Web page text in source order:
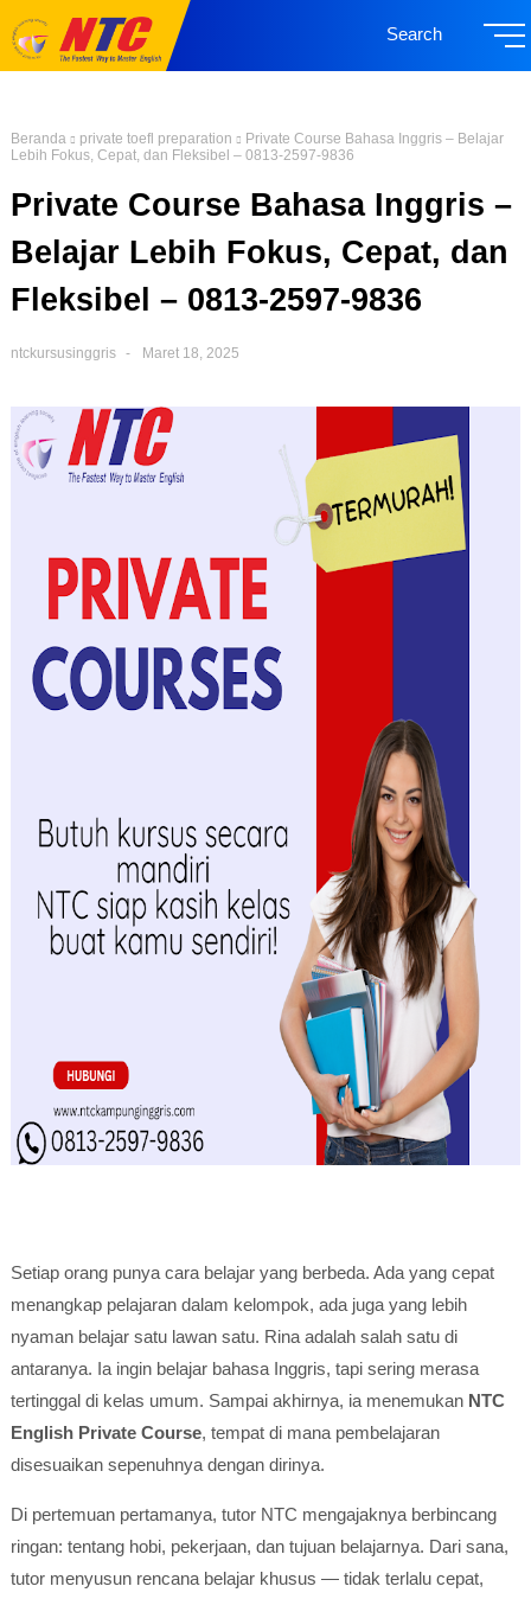
Search
Beranda private toefl preparation
Private Course Bahasa Inggris – Belajar
Lebih Fokus, Cepat, dan Fleksibel – 0813-2597-9836
Private Course Bahasa Inggris –
Belajar Lebih Fokus, Cepat, dan
Fleksibel – 0813-2597-9836
ntckursusinggris Maret 18, 2025
Setiap orang punya cara belajar yang berbeda. Ada yang cepat
menangkap pelajaran dalam kelompok, ada juga yang lebih
nyaman belajar satu lawan satu. Rina adalah salah satu di
antaranya. Ia ingin belajar bahasa Inggris, tapi sering merasa
tertinggal di kelas umum. Sampai akhirnya, ia menemukan NTC
English Private Course, tempat di mana pembelajaran
disesuaikan sepenuhnya dengan dirinya.
Di pertemuan pertamanya, tutor NTC mengajaknya berbincang
ringan: tentang hobi, pekerjaan, dan tujuan belajarnya. Dari sana,
tutor menyusun rencana belajar khusus — tidak terlalu cepat,